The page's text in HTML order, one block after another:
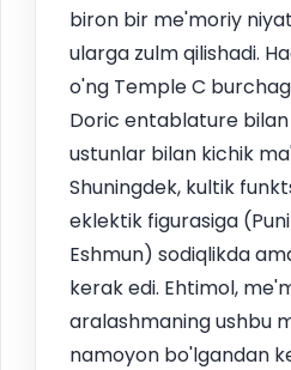
biron bir me'moriy
ularga zulm qilishadi.
o'ng Temple C
Doric entablature
ustunlar bilan kichik
Shuningdek, kultik
eklektik figurasiga
Eshmun) sodiqlikda
kerak edi. Ehtimol,
aralashmaning ushbu
namoyon bo'lgandan